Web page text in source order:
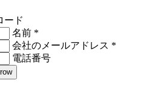
ード
名前 *
会社のメールアドレス *
電話番号